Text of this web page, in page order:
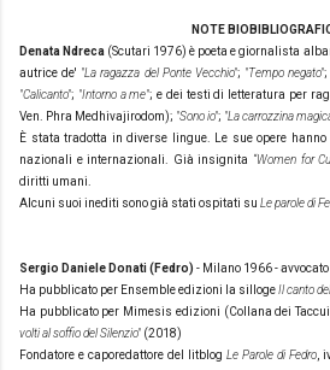
NOTE
Denata Ndreca (Scutari 1976) è poeta e giornalista
autrice de' "La ragazza del Ponte Vecchio"; "Tempo negato";
"Calicanto"; "Intorno a me"; e dei testi di letteratura per
Ven. Phra Medhivajirodom); "Sono io"; "La carrozzina
È stata tradotta in diverse lingue. Le sue opere
nazionali e internazionali. Già insignita “Women for
diritti umani.
Alcuni suoi inediti sono già stati ospitati su Le parole di
Sergio Daniele Donati (Fedro) - Milano 1966 -
Ha pubblicato per Ensemble edizioni la sillogeIl canto
Ha pubblicato per Mimesis edizioni (Collana dei
volti al soffio del Silenzio" (2018)
Fondatore e caporedattore del litblog Le Parole di Fedro ,